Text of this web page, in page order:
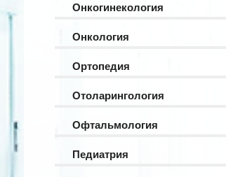
Онкогинекология
Онкология
Ортопедия
Отоларингология
Офтальмология
Педиатрия